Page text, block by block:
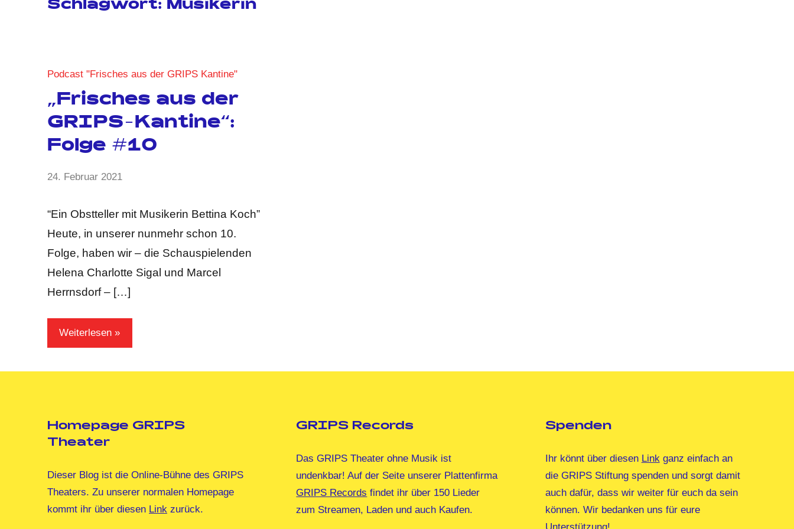
Schlagwort: Musikerin
Podcast "Frisches aus der GRIPS Kantine"
„Frisches aus der
GRIPS-Kantine“:
Folge #10
von
Team
24. Februar 2021
“Ein Obstteller mit Musikerin Bettina Koch”
Heute, in unserer nunmehr schon 10.
Folge, haben wir – die Schauspielenden
Helena Charlotte Sigal und Marcel
Herrnsdorf – […]
Weiterlesen
Homepage GRIPS
Theater
Dieser Blog ist die Online-Bühne des GRIPS
Theaters. Zu unserer normalen Homepage
kommt ihr über diesen Link zurück.
GRIPS Records
Das GRIPS Theater ohne Musik ist
undenkbar! Auf der Seite unserer Plattenfirma
GRIPS Records findet ihr über 150 Lieder
zum Streamen, Laden und auch Kaufen.
Spenden
Ihr könnt über diesen Linkganz einfach an
die GRIPS Stiftung spenden und sorgt damit
auch dafür, dass wir weiter für euch da sein
können. Wir bedanken uns für eure